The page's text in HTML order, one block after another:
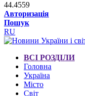
44.4559
Авторизація
Пошук
RU
ВСІ РОЗДІЛИ
Головна
Україна
Місто
Світ